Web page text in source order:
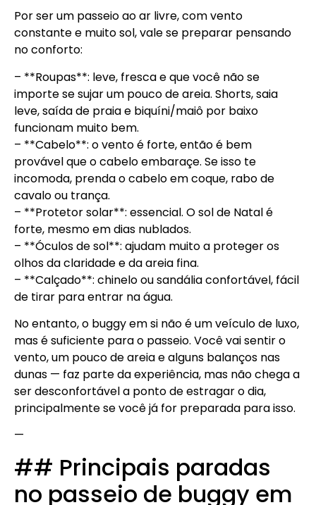
Por ser um passeio ao ar livre, com vento
constante e muito sol, vale se preparar pensando
no conforto:
– **Roupas**: leve, fresca e que você não se
importe se sujar um pouco de areia. Shorts, saia
leve, saída de praia e biquíni/maiô por baixo
funcionam muito bem.
– **Cabelo**: o vento é forte, então é bem
provável que o cabelo embaraçe. Se isso te
incomoda, prenda o cabelo em coque, rabo de
cavalo ou trança.
– **Protetor solar**: essencial. O sol de Natal é
forte, mesmo em dias nublados.
– **Óculos de sol**: ajudam muito a proteger os
olhos da claridade e da areia fina.
– **Calçado**: chinelo ou sandália confortável, fácil
de tirar para entrar na água.
No entanto, o buggy em si não é um veículo de luxo,
mas é suficiente para o passeio. Você vai sentir o
vento, um pouco de areia e alguns balanços nas
dunas — faz parte da experiência, mas não chega a
ser desconfortável a ponto de estragar o dia,
principalmente se você já for preparada para isso.
—
## Principais paradas
no passeio de buggy em